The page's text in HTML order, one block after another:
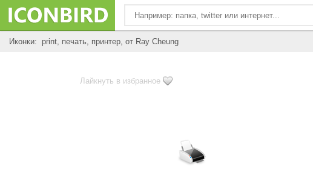
Иконки: print, печать, принтер, от Ray Cheung
Лайкнуть в избранное